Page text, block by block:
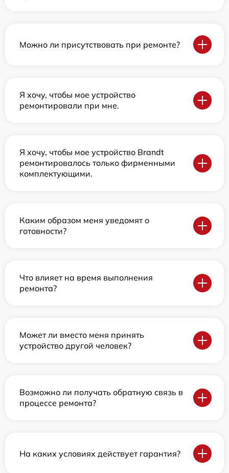
Можно ли присутствовать при ремонте?
Я хочу, чтобы мое устройство
ремонтировали при мне.
Я хочу, чтобы мое устройство Brandt
ремонтировалось только фирменными
комплектующими.
Каким образом меня уведомят о
готовности?
Что влияет на время выполнения
ремонта?
Может ли вместо меня принять
устройство другой человек?
Возможно ли получать обратную связь в
процессе ремонта?
На каких условиях действует гарантия?